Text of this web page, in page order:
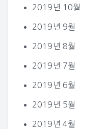
2019년 10월
2019년 9월
2019년 8월
2019년 7월
2019년 6월
2019년 5월
2019년 4월